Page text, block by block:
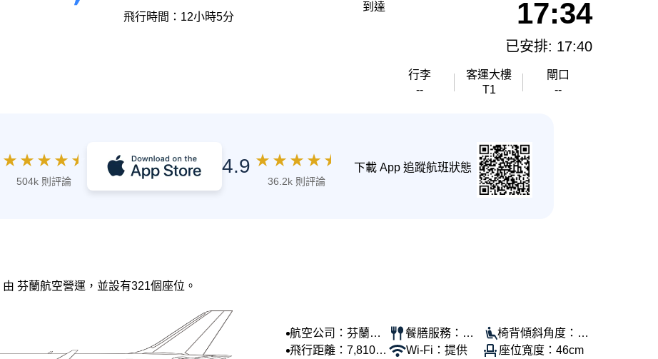
飛行時間：12小時5分
到達 17:34
已安排: 17:40
行李
--
客運大樓
T1
閘口
--
★ ★ ★ ★ ★
504k 則評論
4.9 ★ ★ ★ ★ ★
36.2k 則評論
下載 App 追蹤航班狀態
芬蘭航空營運，並設有321個座位。
航空公司：芬蘭航
空
飛行距離：7,810公
餐膳服務：提
供
Wi-Fi：提供
椅背傾斜角度：10
0°
座位寬度：46cm